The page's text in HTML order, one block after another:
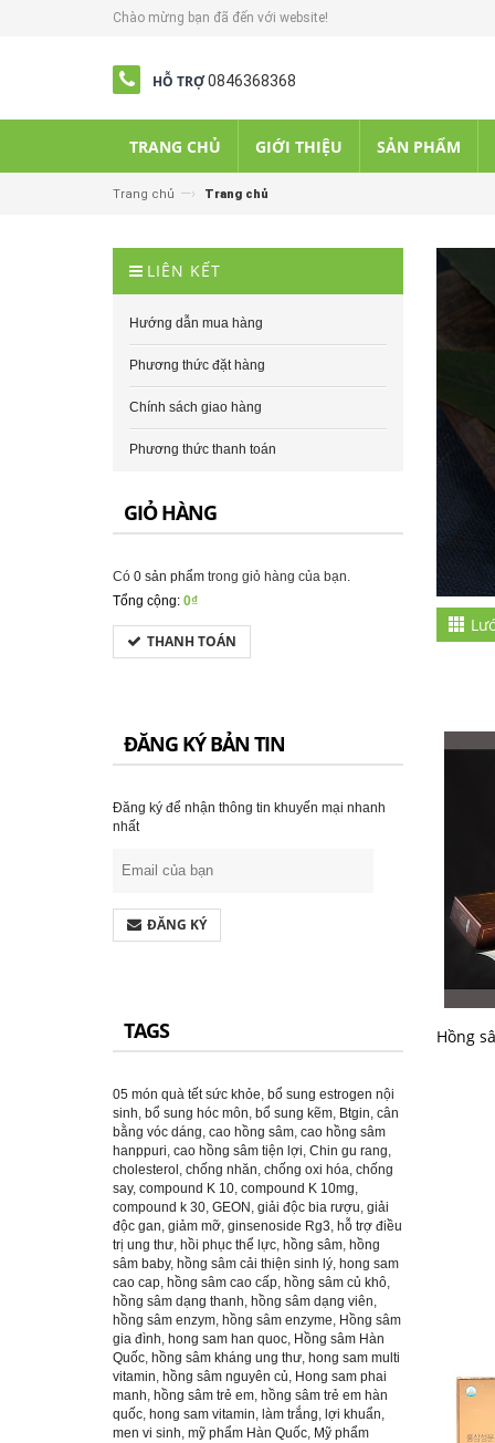
Chào mừng bạn đã đến với website!
HỖ TRỢ0846368368
TRANG CHỦ GIỚI THIỆU SẢN PHẨM
Trang chủ —› Trang chủ
Hồng
LIÊN KẾT
Hướng dẫn mua hàng
Phương thức đặt hàng
Chính sách giao hàng
Phương thức thanh toán
GIỎ HÀNG
Có 0 sản phẩm trong giỏ hàng của bạn.
Tổng cộng: 0₫
THANH TOÁN
ĐĂNG KÝ BẢN TIN
Đăng ký để nhận thông tin khuyến mại nhanh
nhất
ĐĂNG KÝ
TAGS
05 món quà tết sức khỏe, bổ sung estrogen nội
sinh, bổ sung hóc môn, bổ sung kẽm, Btgin, cân
bằng vóc dáng, cao hồng sâm, cao hồng sâm
hanppuri, cao hồng sâm tiện lợi, Chin gu rang,
cholesterol , chống nhăn, chống oxi hóa, chống
say, compound K 10, compound K 10mg,
compound k 30, GEON , giải độc bia rượu, giải
độc gan, giảm mỡ, ginsenoside Rg3, hỗ trợ điều
trị ung thư, hồi phục thể lực, hồng sâm, hồng
sâm baby, hồng sâm cải thiện sinh lý, hong sam
cao cap, hồng sâm cao cấp, hồng sâm củ khô,
hồng sâm dạng thanh, hồng sâm dạng viên,
hồng sâm enzym, hồng sâm enzyme, Hồng sâm
gia đình, hong sam han quoc, Hồng sâm Hàn
Quốc, hồng sâm kháng ung thư, hong sam multi
vitamin, hồng sâm nguyên củ, Hong sam phai
manh, hồng sâm trẻ em, hồng sâm trẻ em hàn
quốc, hong sam vitamin, làm trắng, lợi khuẩn,
men vi sinh, mỹ phẩm Hàn Quốc, Mỹ phẩm